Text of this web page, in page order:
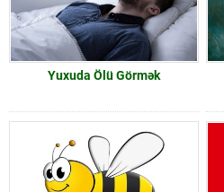
Yuxuda Ölü Görmək